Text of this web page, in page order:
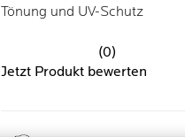
Tönung und UV-Schutz
(0)
Jetzt Produkt bewerten